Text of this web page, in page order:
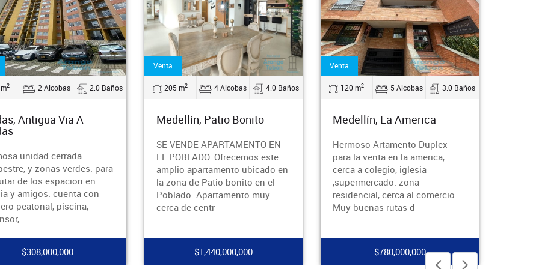
m2 4 Alcobas 4.0 Baños
Patio Bonito
Ofrecemos este
apartamento ubicado en
de Patio bonito en el
Apartamento muy
de centr
$1,440,000,000
Venta
120 m2 5 Alcobas 3.0 Baños
Medellín, La America
Hermoso Artamento Duplex
para la venta en la america,
cerca a colegio, iglesia
,supermercado. zona
residencial, cerca al comercio.
Muy buenas rutas d
$780,000,000
Arriendo
150 m2 3 Alcobas 4.0 Baños
Medellín, El Tesoro
¡Arriendo apartamento en El
Tesoro!Vive en uno de los
sectores más exclusivos y
tranquilos de Medellín. Este
hermoso apartamento de 150
m², ubicado en
$8,700,000